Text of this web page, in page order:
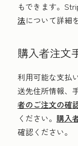
もできます。
法について詳細
購入者注文
利用可能な支払
送先住所情報、
者のご注文の確
ください。 購入
確認ください。